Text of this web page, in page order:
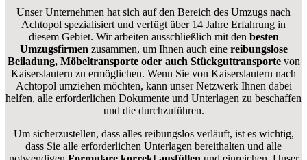
Unser Unternehmen hat sich auf den Bereich des Umzugs nach
Achtopol spezialisiert und verfügt über 14 Jahre Erfahrung in
diesem Gebiet. Wir arbeiten ausschließlich mit den besten
Umzugsfirmen zusammen, um Ihnen auch eine reibungslose
Beiladung, Möbeltransporte oder auch Stückguttransporte von
Kaiserslautern zu ermöglichen. Wenn Sie von Kaiserslautern nach
Achtopol umziehen möchten, kann unser Netzwerk Ihnen dabei
helfen, alle erforderlichen Dokumente und Unterlagen zu beschaffen
und die durchzuführen.
Um sicherzustellen, dass alles reibungslos verläuft, ist es wichtig,
dass Sie alle erforderlichen Unterlagen bereithalten und alle